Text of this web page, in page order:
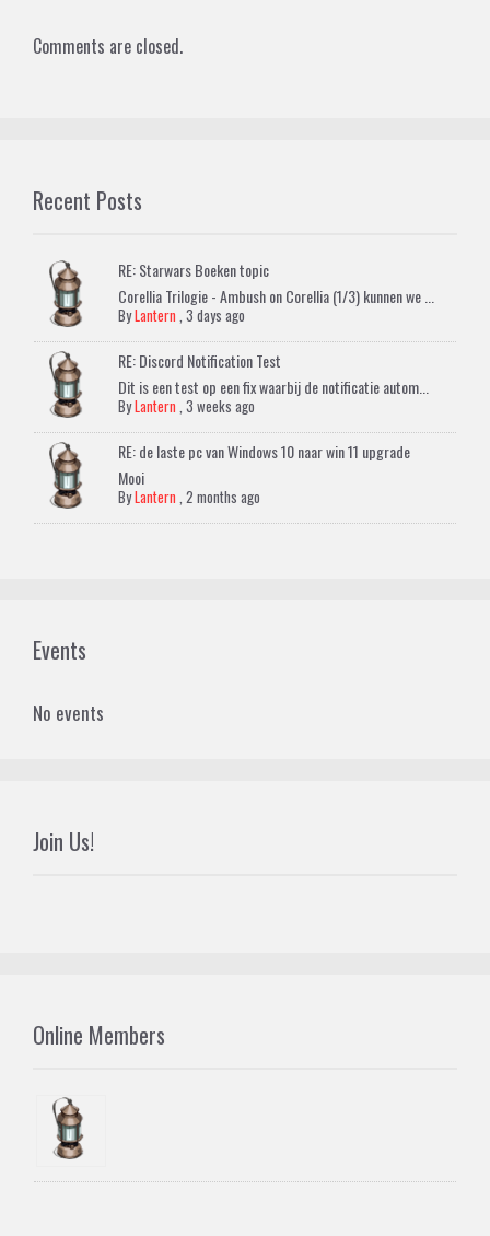
Comments are closed.
Recent Posts
RE: Starwars Boeken topic
Corellia Trilogie - Ambush on Corellia (1/3) kunnen we ...
ByLantern ,3 days ago
RE: Discord Notification Test
Dit is een test op een fix waarbij de notificatie autom...
ByLantern ,3 weeks ago
RE: de laste pc van Windows 10 naar win 11 upgrade
Mooi
ByLantern ,2 months ago
Events
No events
Join Us!
Online Members